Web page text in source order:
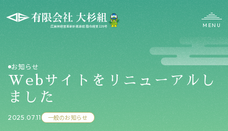
MENU
お知らせ
Webサイトをリニューアルし
ました
2025.07.11 一般のお知らせ